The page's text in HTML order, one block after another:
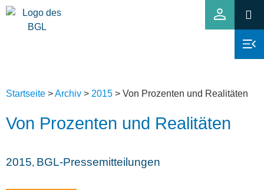
Startseite >Archiv > 2015 > Von Prozenten und Realitäten
Von Prozenten und Realitäten
2015, BGL-Pressemitteilungen